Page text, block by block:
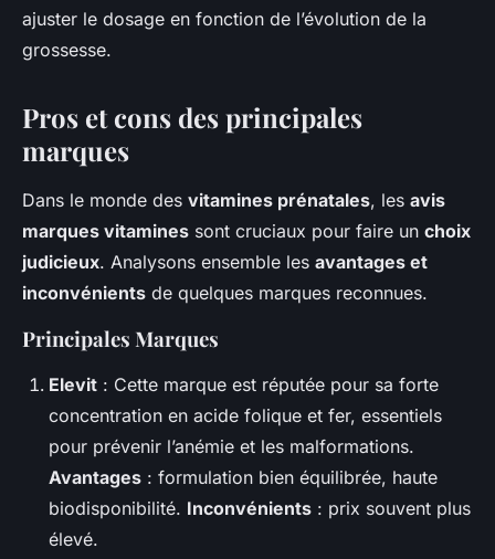
ajuster le dosage en fonction de l’évolution de la
grossesse.
Pros et cons des principales
marques
Dans le monde des vitamines prénatales, les avis
marques vitamines sont cruciaux pour faire un choix
judicieux. Analysons ensemble les avantages et
inconvénients de quelques marques reconnues.
Principales Marques
Elevit : Cette marque est réputée pour sa forte
concentration en acide folique et fer, essentiels
pour prévenir l’anémie et les malformations.
Avantages : formulation bien équilibrée, haute
biodisponibilité. Inconvénients : prix souvent plus
élevé.